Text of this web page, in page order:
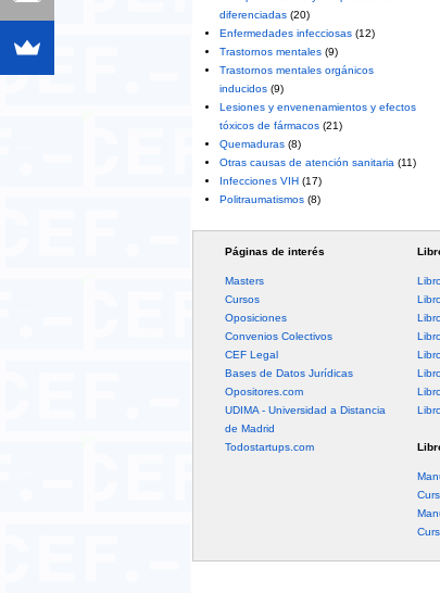
diferenciadas (20)
Enfermedades infecciosas (12)
Trastornos mentales (9)
Trastornos mentales orgánicos
inducidos (9)
Lesiones y envenenamientos y efectos
tóxicos de fármacos (21)
Quemaduras (8)
Otras causas de atención sanitaria (11)
Infecciones VIH (17)
Politraumatismos (8)
Páginas de interés
Masters
Cursos
Oposiciones
Convenios Colectivos
CEF Legal
Bases de Datos Jurídicas
Opositores.com
UDIMA - Universidad a Distancia
de Madrid
Todostartups.com